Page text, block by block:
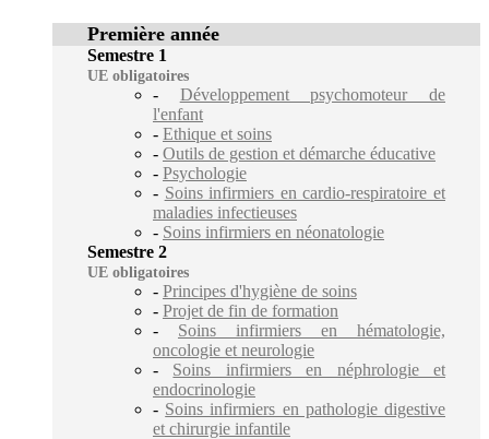
Première année
Semestre 1
UE obligatoires
- Développement psychomoteur de
l'enfant
- Ethique et soins
- Outils de gestion et démarche éducative
- Psychologie
- Soins infirmiers en cardio-respiratoire et
maladies infectieuses
- Soins infirmiers en néonatologie
Semestre 2
UE obligatoires
- Principes d'hygiène de soins
- Projet de fin de formation
- Soins infirmiers en hématologie,
oncologie et neurologie
- Soins infirmiers en néphrologie et
endocrinologie
- Soins infirmiers en pathologie digestive
et chirurgie infantile